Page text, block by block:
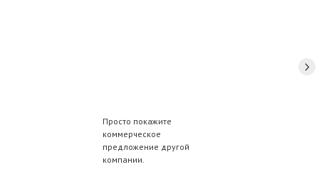
Просто покажите
коммерческое
предложение другой
компании.